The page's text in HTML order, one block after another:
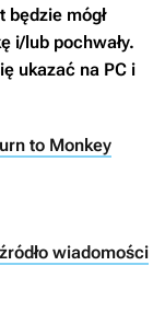
będzie mógł
i/lub pochwały.
ukazać na PC i
to Monkey
wiadomości